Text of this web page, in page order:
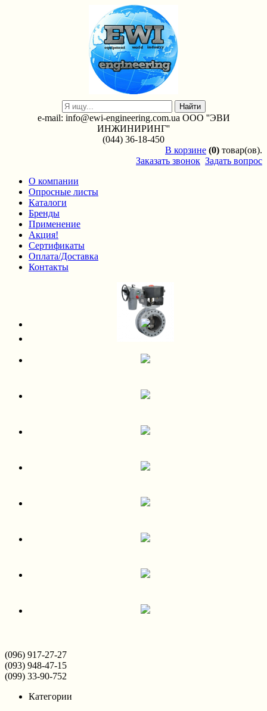
e-mail: info@ewi-engineering.com.ua ООО ''ЭВИ
ИНЖИНИРИНГ''
(044) 36-18-450
В корзине (0) товар(ов).
Заказать звонок Задать вопрос
О компании
Опросные листы
Каталоги
Бренды
Применение
Акция!
Сертификаты
Оплата/Доставка
Контакты
(096) 917-27-27
(093) 948-47-15
(099) 33-90-752
Категории